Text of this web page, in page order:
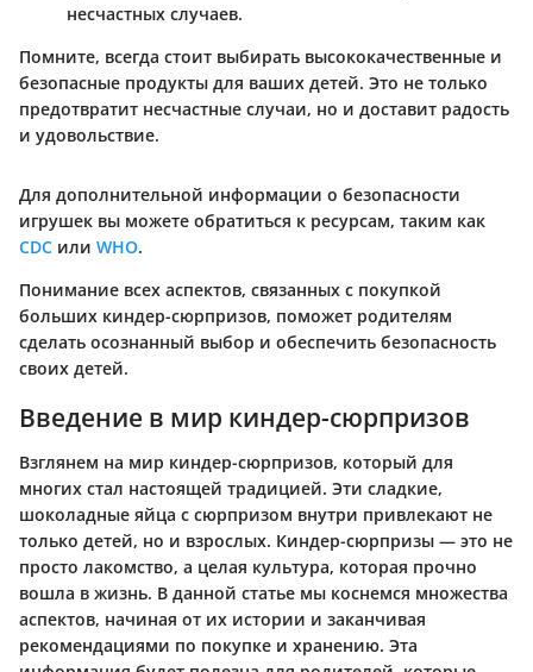
несчастных случаев.
Помните, всегда стоит выбирать высококачественные и
безопасные продукты для ваших детей. Это не только
предотвратит несчастные случаи, но и доставит радость
и удовольствие.
Для дополнительной информации о безопасности
игрушек вы можете обратиться к ресурсам, таким как
CDC или WHO.
Понимание всех аспектов, связанных с покупкой
больших киндер-сюрпризов, поможет родителям
сделать осознанный выбор и обеспечить безопасность
своих детей.
Введение в мир киндер-сюрпризов
Взглянем на мир киндер-сюрпризов, который для
многих стал настоящей традицией. Эти сладкие,
шоколадные яйца с сюрпризом внутри привлекают не
только детей, но и взрослых. Киндер-сюрпризы — это не
просто лакомство, а целая культура, которая прочно
вошла в жизнь. В данной статье мы коснемся множества
аспектов, начиная от их истории и заканчивая
рекомендациями по покупке и хранению. Эта